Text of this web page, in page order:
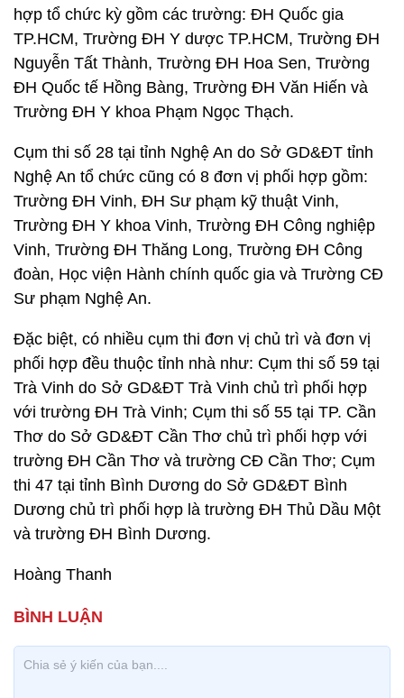
hợp tổ chức kỳ gồm các trường: ĐH Quốc gia
TP.HCM, Trường ĐH Y dược TP.HCM, Trường ĐH
Nguyễn Tất Thành, Trường ĐH Hoa Sen, Trường
ĐH Quốc tế Hồng Bàng, Trường ĐH Văn Hiến và
Trường ĐH Y khoa Phạm Ngọc Thạch.
Cụm thi số 28 tại tỉnh Nghệ An do Sở GD&ĐT tỉnh
Nghệ An tổ chức cũng có 8 đơn vị phối hợp gồm:
Trường ĐH Vinh, ĐH Sư phạm kỹ thuật Vinh,
Trường ĐH Y khoa Vinh, Trường ĐH Công nghiệp
Vinh, Trường ĐH Thăng Long, Trường ĐH Công
đoàn, Học viện Hành chính quốc gia và Trường CĐ
Sư phạm Nghệ An.
Đặc biệt, có nhiều cụm thi đơn vị chủ trì và đơn vị
phối hợp đều thuộc tỉnh nhà như: Cụm thi số 59 tại
Trà Vinh do Sở GD&ĐT Trà Vinh chủ trì phối hợp
với trường ĐH Trà Vinh; Cụm thi số 55 tại TP. Cần
Thơ do Sở GD&ĐT Cần Thơ chủ trì phối hợp với
trường ĐH Cần Thơ và trường CĐ Cần Thơ; Cụm
thi 47 tại tỉnh Bình Dương do Sở GD&ĐT Bình
Dương chủ trì phối hợp là trường ĐH Thủ Dầu Một
và trường ĐH Bình Dương.
Hoàng Thanh